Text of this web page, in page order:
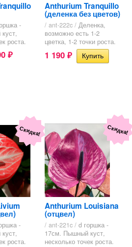
-
роста.
₽
Anthurium Tranquillo
(деленка без цветов)
/ ant-222c / Деленка,
возможно есть 1-2
цветка, 1-2 точки роста.
1 190 ₽
Скидка!
-
роста.
Скидка!
Anthurium Louisiana
(отцвел)
/ ant-221c / d горшка -
17см. Пышный куст,
несколько точек роста.